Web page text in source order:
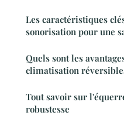
Les caractéristiques
sonorisation pour une
Quels sont les
climatisation
Tout savoir sur
robustesse